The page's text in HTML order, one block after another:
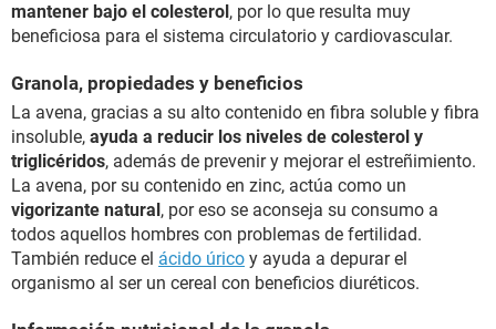
mantener bajo el colesterol, por lo que resulta muy
beneficiosa para el sistema circulatorio y cardiovascular.
Granola, propiedades y beneficios
La avena, gracias a su alto contenido en fibra soluble y fibra
insoluble, ayuda a reducir los niveles de colesterol y
triglicéridos, además de prevenir y mejorar el estreñimiento.
La avena, por su contenido en zinc, actúa como un
vigorizante natural, por eso se aconseja su consumo a
todos aquellos hombres con problemas de fertilidad.
También reduce el ácido úrico y ayuda a depurar el
organismo al ser un cereal con beneficios diuréticos.